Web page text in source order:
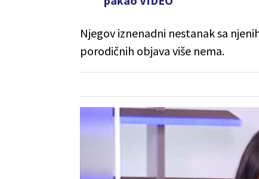
Njegov iznenadni nestanak sa
porodičnih objava više nema.